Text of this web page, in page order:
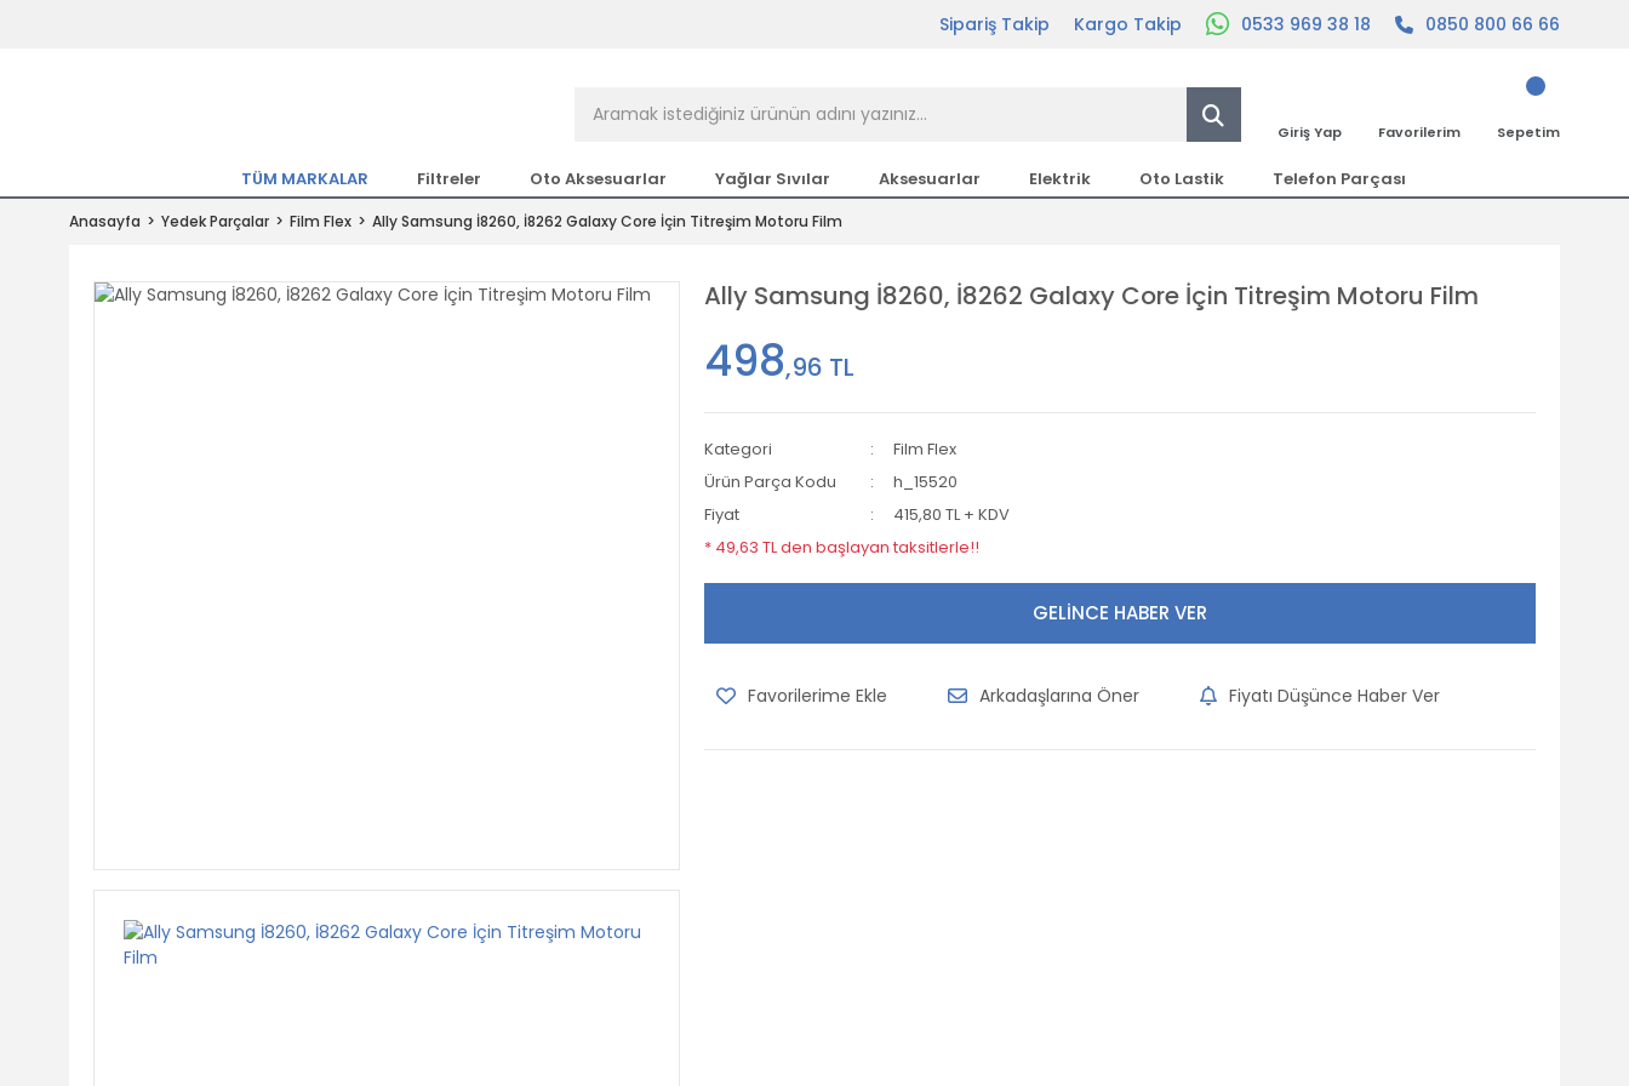
Tıkla Al, Mutlu Kal!
Sipariş Takip Kargo Takip 0533 969 38 18 0850 800 66 66
Giriş Yap Favorilerim Sepetim
TÜM MARKALAR Filtreler Oto Aksesuarlar Yağlar Sıvılar Aksesuarlar Elektrik Oto Lastik Telefon Parçası
Anasayfa Yedek Parçalar Film Flex Ally Samsung İ8260, İ8262 Galaxy Core İçin Titreşim Motoru Film
Ally Samsung İ8260, İ8262 Galaxy Core İçin Titreşim Motoru Film
498,96 TL
Kategori
Film Flex
Ürün Parça Kodu
h_15520
Fiyat
415,80 TL + KDV
* 49,63 TL den başlayan taksitlerle!!
GELİNCE HABER VER
Arkadaşlarına Öner Fiyatı Düşünce Haber Ver